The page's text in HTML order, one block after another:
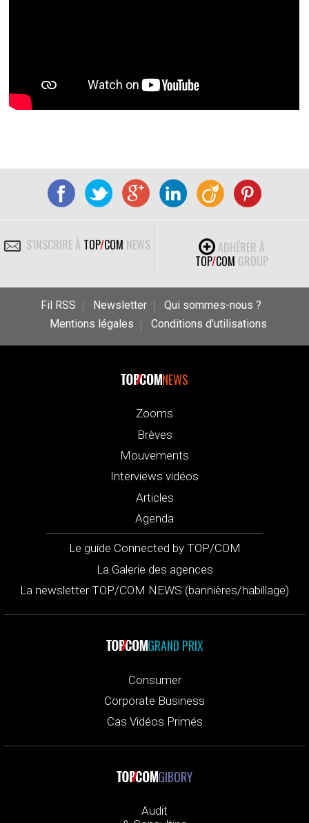
S'INSCRIRE À TOP/COM NEWS
ADHÉRER À
TOP/COM GROUP
Fil RSS Newsletter
Qui sommes-nous ?
Mentions légales
Conditions d’utilisations
NEWS
Zooms
Brèves
Mouvements
Interviews vidéos
Articles
Agenda
Le guide Connected by TOP/COM
La Galerie des agences
La newsletter TOP/COM NEWS (bannières/habillage)
GRAND PRIX
Consumer
Corporate Business
Cas Vidéos Primés
GIBORY
Audit